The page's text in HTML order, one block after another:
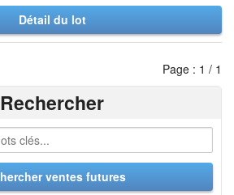
Détail du lot
Page : 1 / 1
Rechercher